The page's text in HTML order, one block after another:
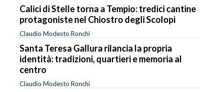
Calici di Stelle torna a Tempio: tredici cantine
protagoniste nel Chiostro degli Scolopi
Claudio Modesto Ronchi
Santa Teresa Gallura rilancia la propria
identità: tradizioni, quartieri e memoria al
centro
Claudio Modesto Ronchi